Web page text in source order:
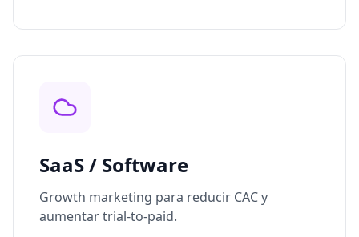
SaaS / Software
Growth marketing para reducir CAC y
aumentar trial-to-paid.